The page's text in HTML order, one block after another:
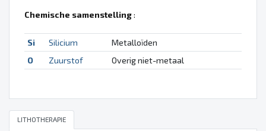
Chemische samenstelling:
Si Silicium
Metalloïden
O
Zuurstof Overig niet-metaal
LITHOTHERAPIE